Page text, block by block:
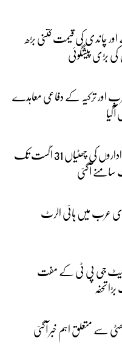
اور چاندی کی قیمت کتنی بڑھ
بڑی پیشگوئی
اور ترکیہ کے دفاعی معاہدے
پنجاب میں تعلیمی اداروں کی چھٹیاں 31 اگست تک
آگئی
عرب میں ہائی الرٹ
جی پی ٹی کے مفت
تحفہ